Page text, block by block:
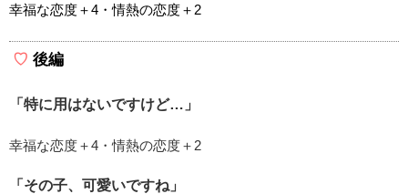
幸福な恋度＋4・情熱の恋度＋2
後編
「特に用はないですけど…」
幸福な恋度＋4・情熱の恋度＋2
「その子、可愛いですね」